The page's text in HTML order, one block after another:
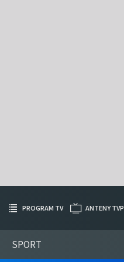
SPORT
PROGRAM TV ANTENY TVP